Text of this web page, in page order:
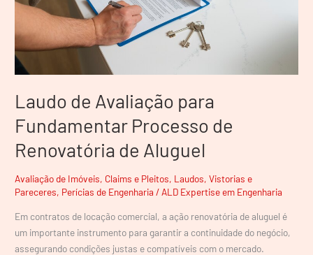
Laudo de Avaliação para
Fundamentar Processo de
Renovatória de Aluguel
Avaliação de Imóveis, Claims e Pleitos, Laudos, Vistorias e
Pareceres, Perícias de Engenharia / ALD Expertise em Engenharia
Em contratos de locação comercial, a ação renovatória de aluguel é
um importante instrumento para garantir a continuidade do negócio,
assegurando condições justas e compatíveis com o mercado.
Renovatória
Aluguel